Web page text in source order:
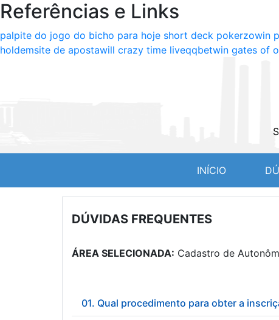
Referências e Links
palpite do jogo do bicho para hoje short deck pokerzowin
holdemsite de apostawill crazy time liveqqbetwin gates of
INÍCIO(CURRENT)
DÚVIDAS FREQUENTES
ÁREA SELECIONADA: Cadastro de
01. Qual procedimento para obter a